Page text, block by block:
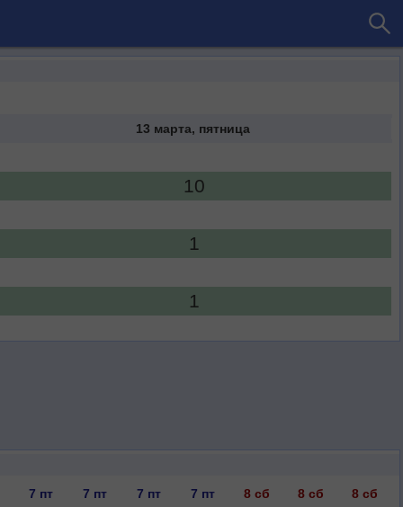
13 марта, пятница
10
1
1
7 пт 7 пт 7 пт 7 пт 8 сб 8 сб 8 сб